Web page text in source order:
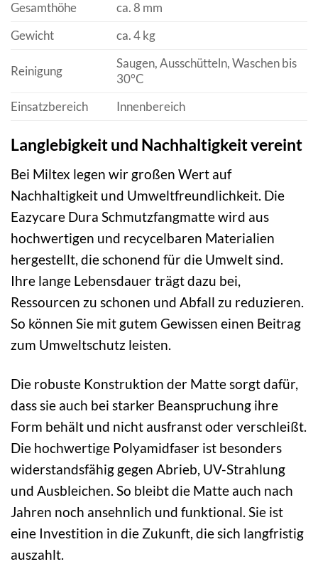
Gesamthöhe
ca. 8 mm
Gewicht
ca. 4 kg
Reinigung
Saugen, Ausschütteln, Waschen bis
30°C
Einsatzbereich
Innenbereich
Langlebigkeit und Nachhaltigkeit vereint
Bei Miltex legen wir großen Wert auf
Nachhaltigkeit und Umweltfreundlichkeit. Die
Eazycare Dura Schmutzfangmatte wird aus
hochwertigen und recycelbaren Materialien
hergestellt, die schonend für die Umwelt sind.
Ihre lange Lebensdauer trägt dazu bei,
Ressourcen zu schonen und Abfall zu reduzieren.
So können Sie mit gutem Gewissen einen Beitrag
zum Umweltschutz leisten.
Die robuste Konstruktion der Matte sorgt dafür,
dass sie auch bei starker Beanspruchung ihre
Form behält und nicht ausfranst oder verschleißt.
Die hochwertige Polyamidfaser ist besonders
widerstandsfähig gegen Abrieb, UV-Strahlung
und Ausbleichen. So bleibt die Matte auch nach
Jahren noch ansehnlich und funktional. Sie ist
eine Investition in die Zukunft, die sich langfristig
auszahlt.